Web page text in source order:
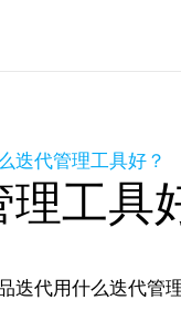
迭代管理工具好？
工具